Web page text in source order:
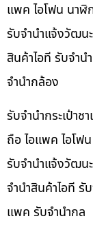
แพค ไอโฟน นาฬิ
รับจํานําแจ้งวัฒน
สินค้าไอที รับจำ
จำนำกล้อง
รับจำนำกระเป๋า
ถือ ไอแพค ไอโฟ
รับจํานําแจ้งวัฒน
จำนำสินค้าไอที รั
แพค รับจำนำกล